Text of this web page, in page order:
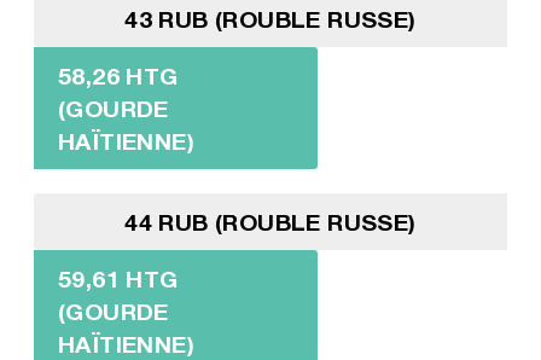
43 RUB (ROUBLE RUSSE)
58,26 HTG
(GOURDE
HAÏTIENNE)
44 RUB (ROUBLE RUSSE)
59,61 HTG
(GOURDE
HAÏTIENNE)